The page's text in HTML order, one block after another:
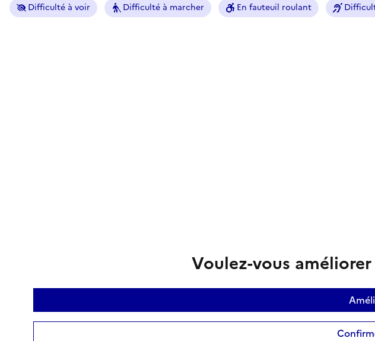
Difficulté à voir Difficulté à marcher En fauteuil roulant
Voulez-vous